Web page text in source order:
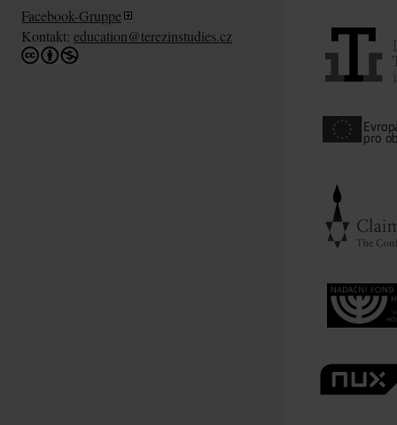
Facebook-Gruppe
Kontakt: education@terezinstudies.cz